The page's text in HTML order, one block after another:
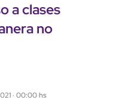
a clases
no
· 00:00 hs